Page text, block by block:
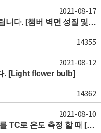
CVD 막질의 성질에 대해 질문드립니다. [챔버 벽면 성질 및 가스 손실]
14355
2021-08-17
. [Light flower bulb]
14362
2021-08-12
RF 전류가 흐르는 Shower head를 TC로 온도 측정 할 때 [TC gauge 동작 원리]
2021-08-10